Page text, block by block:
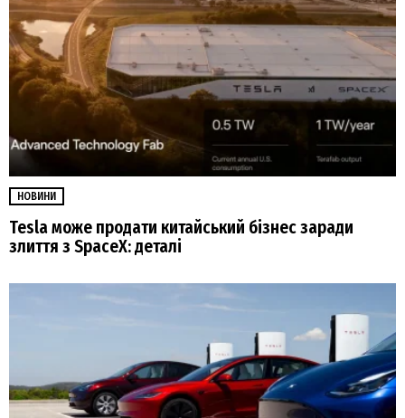
НОВИНИ
Tesla може продати китайський бізнес заради
злиття з SpaceX: деталі